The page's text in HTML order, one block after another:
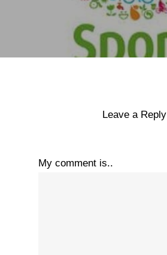
Leave a Reply
My comment is..